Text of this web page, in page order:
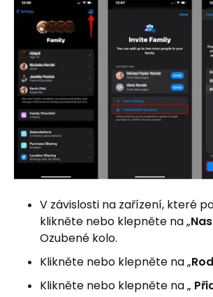
V závislosti na zařízení, které
klikněte nebo klepněte na „
Ozubené kolo.
Klikněte nebo klepněte na „
Klikněte nebo klepněte na „